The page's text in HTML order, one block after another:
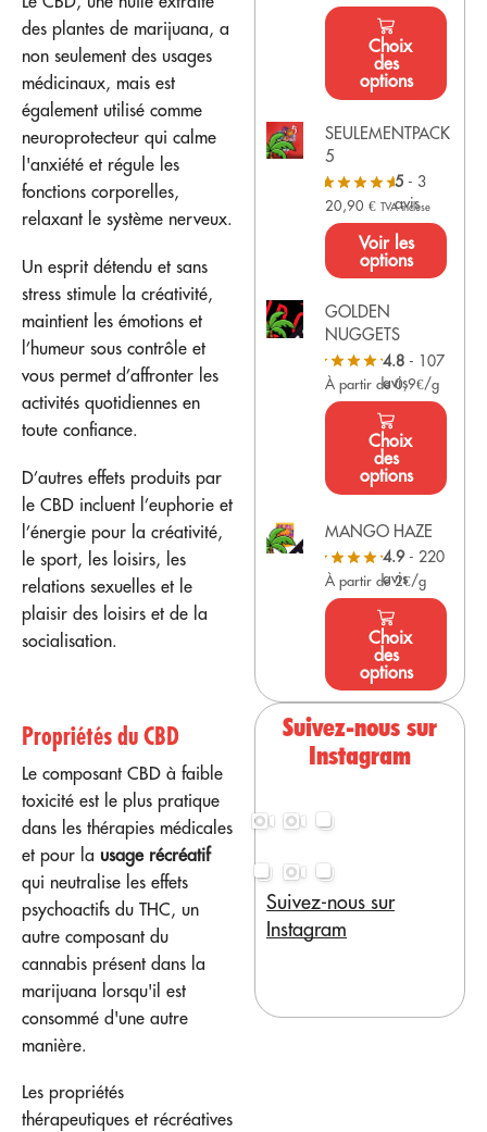
des plantes de marijuana, a
non seulement des usages
médicinaux, mais est
également utilisé comme
neuroprotecteur qui calme
l'anxiété et régule les
fonctions corporelles,
relaxant le système nerveux.
Un esprit détendu et sans
stress stimule la créativité,
maintient les émotions et
l’humeur sous contrôle et
vous permet d’affronter les
activités quotidiennes en
toute confiance.
D’autres effets produits par
le CBD incluent l’euphorie et
l’énergie pour la créativité,
le sport, les loisirs, les
relations sexuelles et le
plaisir des loisirs et de la
socialisation.
Propriétés du CBD
Le composant CBD à faible
toxicité est le plus pratique
dans les thérapies médicales
et pour la usage récréatif
qui neutralise les effets
psychoactifs du THC, un
autre composant du
cannabis présent dans la
marijuana lorsqu'il est
consommé d'une autre
manière.
Les propriétés
thérapeutiques et récréatives
Choix
des
options
SEULEMENTPACK
5
5 - 3
avis
20,90€ TVA incluse
Voir les
options
GOLDEN
NUGGETS
4.8 - 107
avis
À partir de 0,9€/g
Choix
des
options
MANGO HAZE
4.9- 220
avis
À partir de 2€/g
Choix
des
options
Suivez-nous sur
Instagram
Suivez-nous sur
Instagram